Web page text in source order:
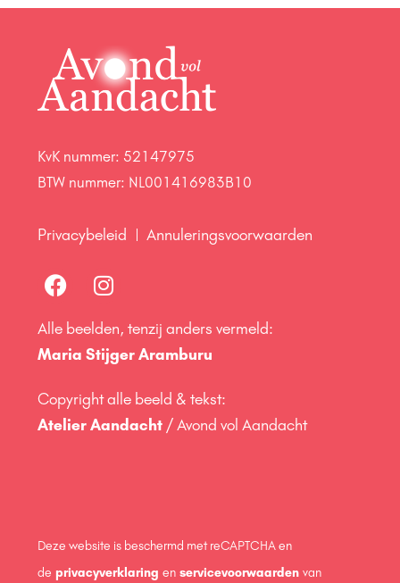
KvK nummer: 52147975
BTW nummer: NL001416983B10
Privacybeleid Annuleringsvoorwaarden
Alle beelden, tenzij anders vermeld:
Maria Stijger Aramburu
Copyright alle beeld & tekst:
Atelier Aandacht / Avond vol Aandacht
Deze website is beschermd met reCAPTCHA en
de privacyverklaring en servicevoorwaarden van